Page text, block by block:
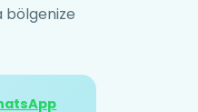
bölgenize